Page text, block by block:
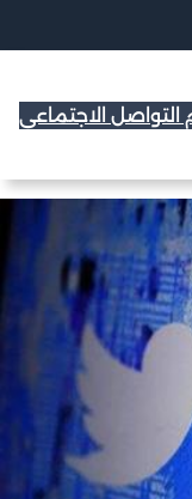
التواصل الاجتماعي